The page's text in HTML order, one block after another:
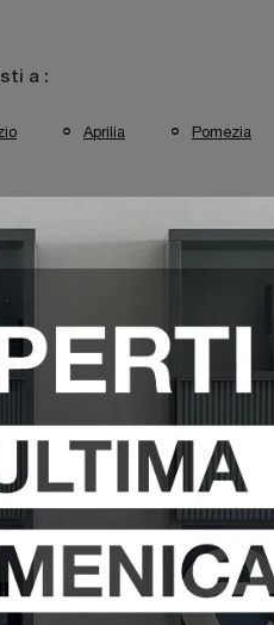
a :
Aprilia Pomezia
Pomezia Poltrone